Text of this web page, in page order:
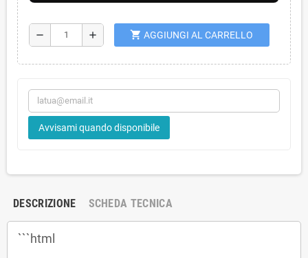
remove add shopping_cart AGGIUNGI AL CARRELLO
Avvisami quando disponibile
DESCRIZIONE SCHEDA TECNICA
```html